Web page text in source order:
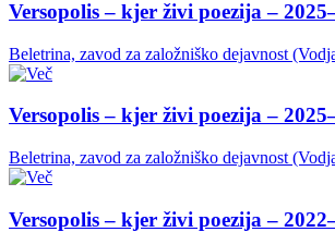
Versopolis – kjer živi poezija –
Beletrina, zavod za založniško dejavnost
Versopolis – kjer živi poezija –
Beletrina, zavod za založniško dejavnost
Versopolis – kjer živi poezija –